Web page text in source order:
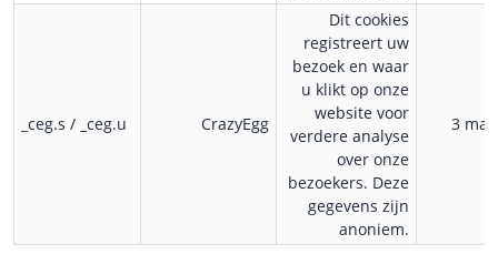
_ceg.s / _ceg.u CrazyEgg
Dit cookies
registreert uw
bezoek en waar
u klikt op onze
website voor
verdere analyse
over onze
bezoekers. Deze
gegevens zijn
anoniem.
3